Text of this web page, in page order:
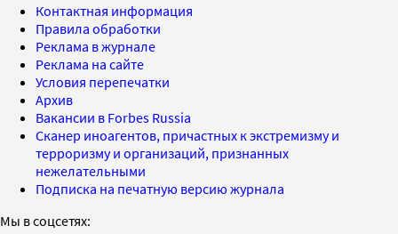
Контактная информация
Правила обработки
Реклама в журнале
Реклама на сайте
Условия перепечатки
Архив
Вакансии в Forbes Russia
Сканер иноагентов, причастных к экстремизму и
терроризму и организаций, признанных
нежелательными
Подписка на печатную версию журнала
Мы в соцсетях: